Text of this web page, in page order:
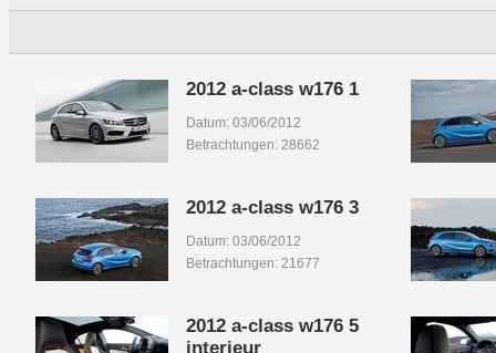
2012 a-class w176 1
Datum: 03/06/2012
Betrachtungen: 28662
2012 a-class w176 3
Datum: 03/06/2012
Betrachtungen: 21677
2012 a-class w176 5
interieur